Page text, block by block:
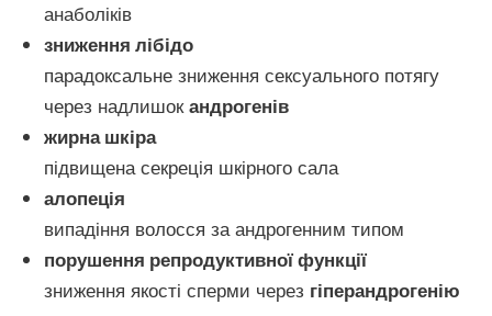
анаболіків
зниження лібідо
парадоксальне зниження сексуального потягу
через надлишокандрогенів
жирна шкіра
підвищена секреція шкірного сала
алопеція
випадіння волосся за андрогенним типом
порушення репродуктивної функції
зниження якості сперми через гіперандрогенію